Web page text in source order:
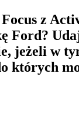
z
jeżeli w